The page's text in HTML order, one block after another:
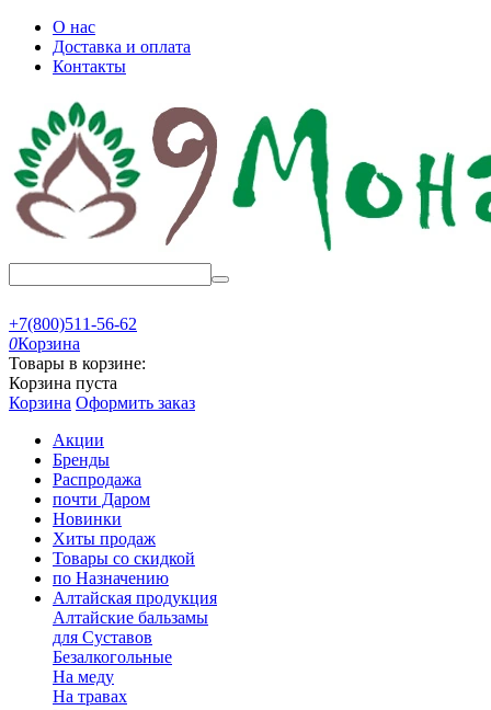
О нас
Доставка и оплата
Контакты
+7(800)511-56-62
0Корзина
Товары в корзине:
Корзина пуста
Корзина Оформить заказ
Акции
Бренды
Распродажа
почти Даром
Новинки
Хиты продаж
Товары со скидкой
по Назначению
Алтайская продукция
Алтайские бальзамы
для Суставов
Безалкогольные
На меду
На травах